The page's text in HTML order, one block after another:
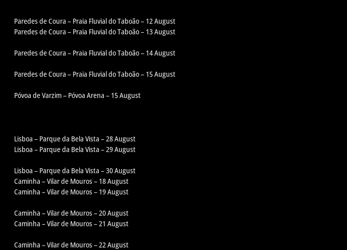
Paredes de Coura – Praia Fluvial do Taboão – 12 August
Paredes de Coura – Praia Fluvial do Taboão – 13 August
Paredes de Coura – Praia Fluvial do Taboão – 14 August
Paredes de Coura – Praia Fluvial do Taboão – 15 August
Póvoa de Varzim – Póvoa Arena – 15 August
Lisboa – Parque da Bela Vista – 28 August
Lisboa – Parque da Bela Vista – 29 August
Lisboa – Parque da Bela Vista – 30 August
Caminha – Vilar de Mouros – 18 August
Caminha – Vilar de Mouros – 19 August
Caminha – Vilar de Mouros – 20 August
Caminha – Vilar de Mouros – 21 August
Caminha – Vilar de Mouros – 22 August